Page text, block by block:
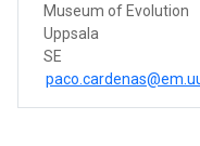
Museum of Evolution
Uppsala
SE